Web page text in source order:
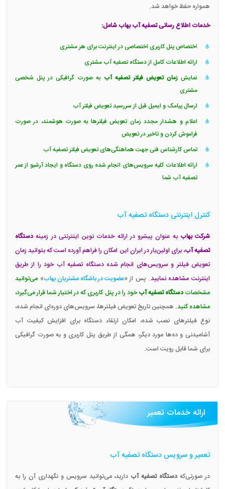
همواره حفظ خواهد شد.
خدمات اطلاع رسانی تصفیه آب بهاب شامل:
اختصاص پنل کاربری اختصاصی در اینترنت برای هر مشتری
ارائه اطلاعات کامل از دستگاه تصفیه آب مشتری
نمایشزمان تعویض فیلتر تصفیه آب به صورت گرافیکی در پنل شخصی
مشتری
ارسال پیامک و ایمیل قبل از سررسید تعویض فیلتر آب
اعلام و هشدار مجدد زمان تعویض فیلترها به صورت هوشمند، در صورت
فراموش کردن و تاخیر در تعویض
تماس کارشناس فنی جهت هماهنگی‌های تعویض فیلتر تصفیه آب
ارائه اطلاعات کلیه سرویس‌های انجام شده روی دستگاه و ایجاد آرشیو از عمر
تصفیه آب شما
کنترل اینترنتی دستگاه تصفیه آب
شرکت بهاب به عنوان پیشرو در ارائه خدمات نوین اینترنتی در زمینهدستگاه
تصفیه آب، برای اولین‌بار در ایران این امکان را فراهم آورده است که بتوانید زمان
تعویض فیلتر و سرویس‌های انجام شده دستگاه تصفیه آب خود را از طریق
اینترنت مشاهده نمایید. پس از «عضویت در باشگاه مشتریان بهاب» می‌توانید
مشخصاتدستگاه تصفیه آبخود را در پنل کاربری که در اختیار شما قرار می‌گیرد،
مشاهده کنید. همچنین تاریخ تعویض فیلترها، سرویس‌های دوره‌ای انجام شده،
نوع فیلترهای نصب شده، امکان ارتقاء دستگاه برای افزایش کیفیت آب
آشامیدنی و ده‌ها مورد دیگر، همگی از طریق پنل کاربری و به صورت گرافیکی
برای شما قابل رویت است.
ارائه خدمات تعمیر
تعمیر و سرویس دستگاه تصفیه آب
در صورتی‌کهدستگاه تصفیه آب دارید، می‌توانید سرویس و نگهداری آن را به